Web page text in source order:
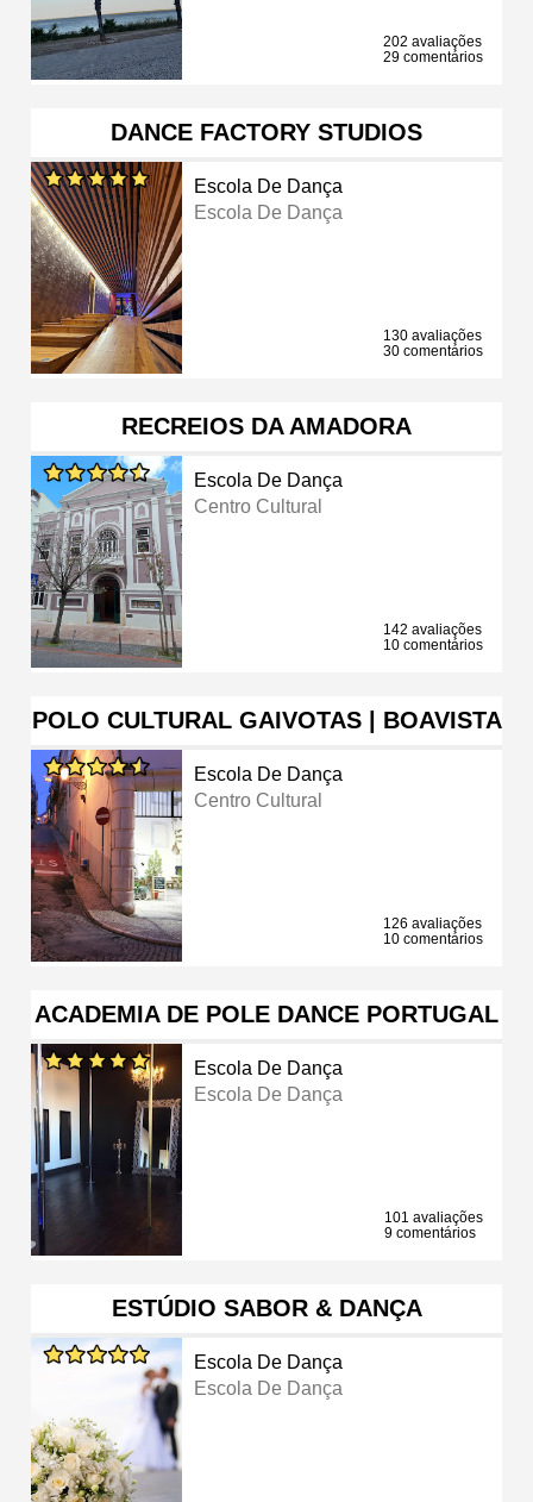
202 avaliações
29 comentários
DANCE FACTORY STUDIOS
Escola De Dança
Escola De Dança
130 avaliações
30 comentários
RECREIOS DA AMADORA
Escola De Dança
Centro Cultural
142 avaliações
10 comentários
POLO CULTURAL GAIVOTAS | BOAVISTA
Escola De Dança
Centro Cultural
126 avaliações
10 comentários
ACADEMIA DE POLE DANCE PORTUGAL
Escola De Dança
Escola De Dança
101 avaliações
9 comentários
ESTÚDIO SABOR & DANÇA
Escola De Dança
Escola De Dança